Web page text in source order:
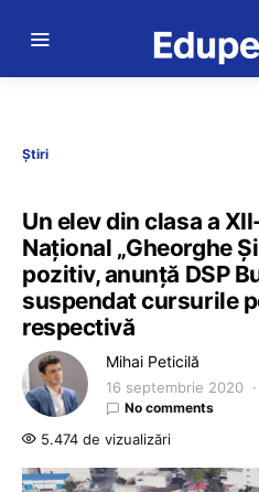
Știri
Un elev din clasa a
Național „Gheorghe
pozitiv, anunță DSP
suspendat cursurile
respectivă
Mihai Peticilă
16 septembrie 2020
No comments
5.474 de vizualizări